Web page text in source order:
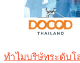
ทำไมบริษัทระดับโ